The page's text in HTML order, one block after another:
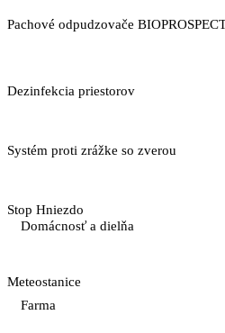
Pachové odpudzovače
Dezinfekcia priestorov
Systém proti zrážke so zverou
Stop Hniezdo
Domácnosť a dielňa
Meteostanice
Farma